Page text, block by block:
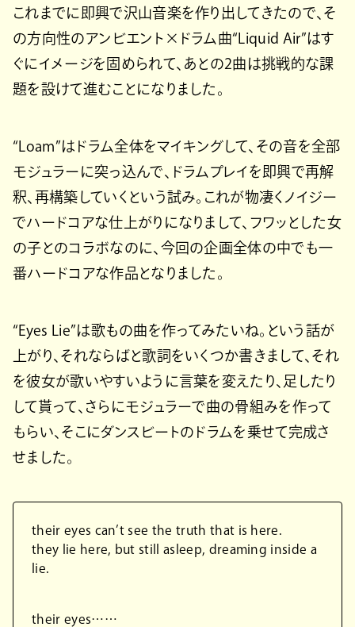
これまでに即興で沢山音楽を作り出してきたので、そ
の方向性のアンビエント×ドラム曲“Liquid Air”はす
ぐにイメージを固められて、あとの2曲は挑戦的な課
題を設けて進むことになりました。
“Loam”はドラム全体をマイキングして、その音を全部
モジュラーに突っ込んで、ドラムプレイを即興で再解
釈、再構築していくという試み。これが物凄くノイジー
でハードコアな仕上がりになりまして、フワッとした女
の子とのコラボなのに、今回の企画全体の中でも一
番ハードコアな作品となりました。
“Eyes Lie”は歌もの曲を作ってみたいね。という話が
上がり、それならばと歌詞をいくつか書きまして、それ
を彼女が歌いやすいように言葉を変えたり、足したり
して貰って、さらにモジュラーで曲の骨組みを作って
もらい、そこにダンスビートのドラムを乗せて完成さ
せました。
their eyes can’t see the truth that is here.
they lie here, but still asleep, dreaming inside a
lie.
their eyes……